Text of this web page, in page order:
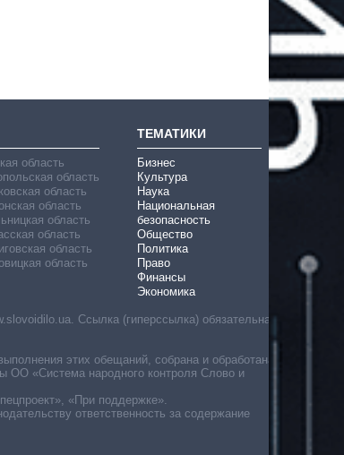
область
область
область
область
область
область
область
область
ТЕМАТИКИ
Бизнес
Культура
Наука
Национальная
безопасность
Общество
Политика
Право
Финансы
Экономика
Ссылка (гиперссылка) обязательна
этих обещаний, собрана и обработана
«Система народного контроля Слово и
«При поддержке».
ответственность за содержание